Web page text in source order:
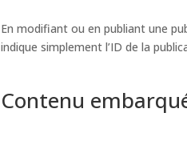
En modifiant ou en publiant une
indique simplement l’ID de la
Contenu